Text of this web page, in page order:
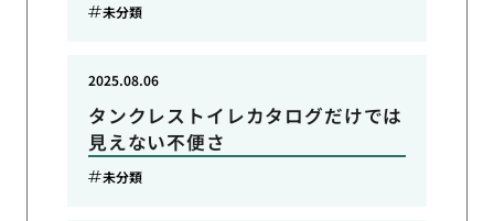
未分類
タンクレストイレカタログだけでは
見えない不便さ
2025.08.06
未分類